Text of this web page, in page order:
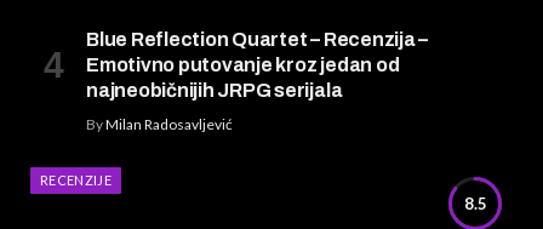
Blue Reflection Quartet – Recenzija –
Emotivno putovanje kroz jedan od
najneobičnijih JRPG serijala
ByMilan Radosavljević
8.5
RECENZIJE